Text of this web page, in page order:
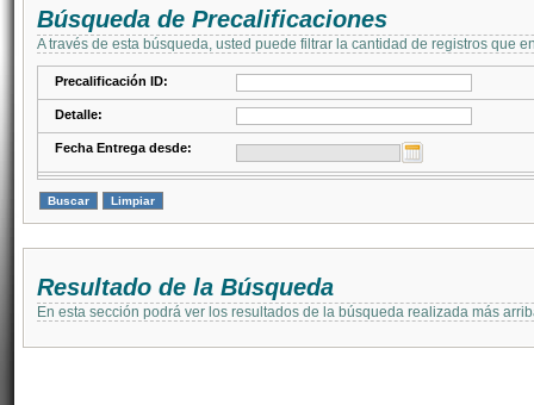
Búsqueda de Precalificaciones
A través de esta búsqueda, usted puede filtrar la cantidad de registros que
Precalificación ID:
Detalle:
Fecha Entrega desde:
Resultado de la Búsqueda
En esta sección podrá ver los resultados de la búsqueda realizada más